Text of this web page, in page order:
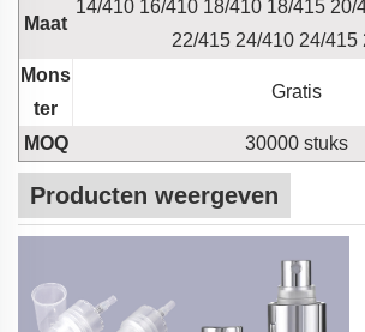
Maat
14/410 16/410 18/410 18/415 20/
22/415 24/410 24/415
Mons
ter
Gratis
MOQ 30000 stuks
Producten weergeven